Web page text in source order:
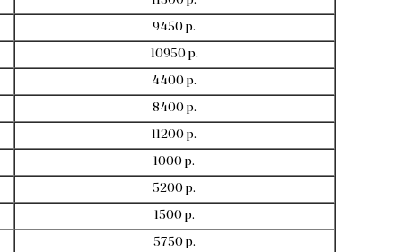
9450 р.
10950 р.
4400 р.
8400 р.
11200 р.
1000 р.
5200 р.
1500 р.
5750 р.